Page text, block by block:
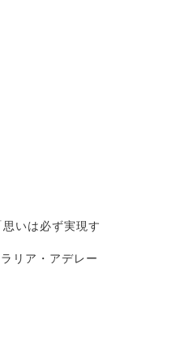
いは必ず実現す
リア・アデレー